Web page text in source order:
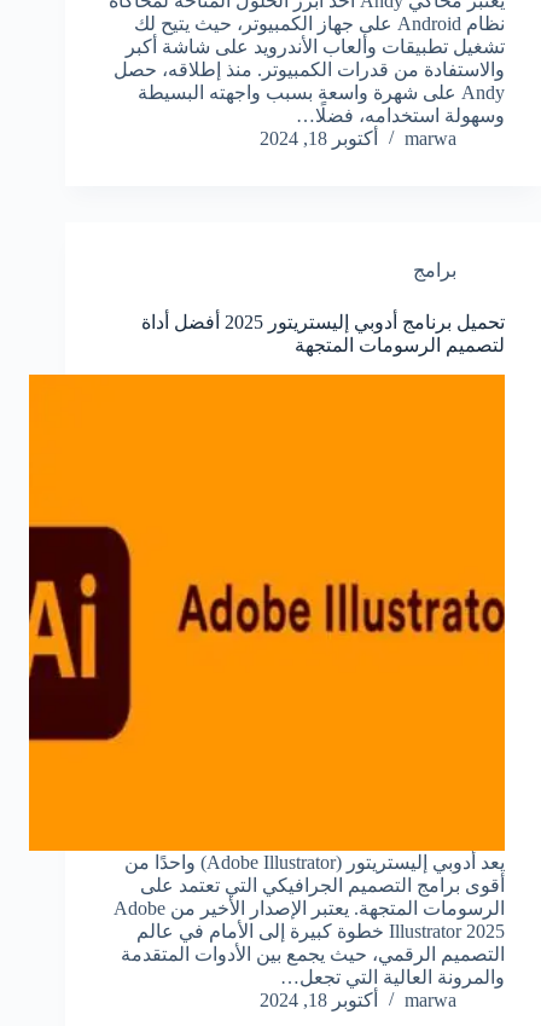
نظام Android على جهاز الكمبيوتر، حيث يتيح لك
تشغيل تطبيقات وألعاب الأندرويد على شاشة أكبر
والاستفادة من قدرات الكمبيوتر. منذ إطلاقه، حصل
Andy على شهرة واسعة بسبب واجهته البسيطة
وسهولة استخدامه، فضلًا…
marwa
أكتوبر 18, 2024
برامج
تحميل برنامج أدوبي إليستريتور 2025 أفضل أداة
لتصميم الرسومات المتجهة
يعد أدوبي إليستريتور (Adobe Illustrator) واحدًا من
أقوى برامج التصميم الجرافيكي التي تعتمد على
الرسومات المتجهة. يعتبر الإصدار الأخير من Adobe
Illustrator 2025 خطوة كبيرة إلى الأمام في عالم
التصميم الرقمي، حيث يجمع بين الأدوات المتقدمة
والمرونة العالية التي تجعل…
marwa
أكتوبر 18, 2024